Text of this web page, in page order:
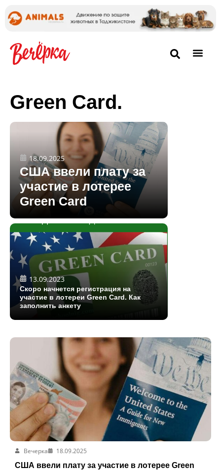
Green Card.
18.09.2025
США ввели плату за
участие в лотерее
Green Card
13.09.2023
Скоро начнется регистрация на
участие в лотереи Green Card. Как
заполнить анкету
Вечерка
18.09.2025
США ввели плату за участие в лотерее Green